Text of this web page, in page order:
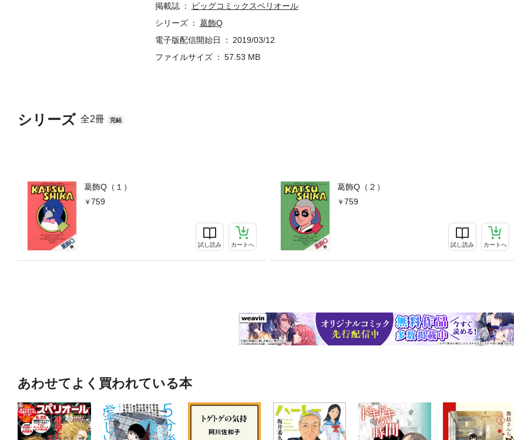
シリーズ 全2冊 完結
葛飾Q（１）
759
試し読み カートへ
葛飾Q（２）
759
試し読み カートへ
掲載誌
ビッグコミックスペリオール
シリーズ
葛飾Q
電子版配信開始日
2019/03/12
ファイルサイズ
57.53 MB
あわせてよく買われている本